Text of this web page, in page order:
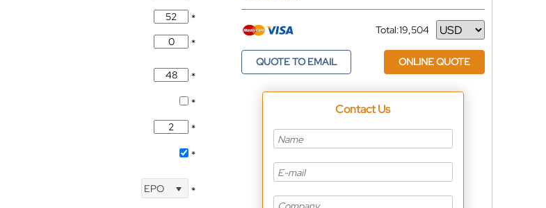
*
*
*
*
*
*
EPO *
Total:19,504
Currency
QUOTE TO EMAIL ONLINE QUOTE
Contact Us